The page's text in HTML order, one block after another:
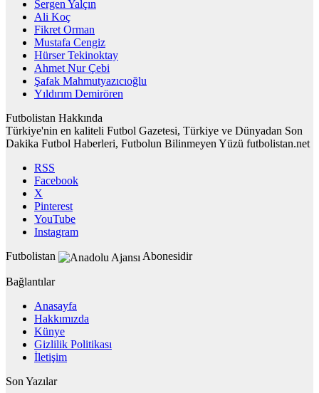
Sergen Yalçın
Ali Koç
Fikret Orman
Mustafa Cengiz
Hürser Tekinoktay
Ahmet Nur Çebi
Şafak Mahmutyazıcıoğlu
Yıldırım Demirören
Futbolistan Hakkında
Türkiye'nin en kaliteli Futbol Gazetesi, Türkiye ve Dünyadan Son
Dakika Futbol Haberleri, Futbolun Bilinmeyen Yüzü futbolistan.net
RSS
Facebook
X
Pinterest
YouTube
Instagram
Futbolistan
Abonesidir
Bağlantılar
Anasayfa
Hakkımızda
Künye
Gizlilik Politikası
İletişim
Son Yazılar